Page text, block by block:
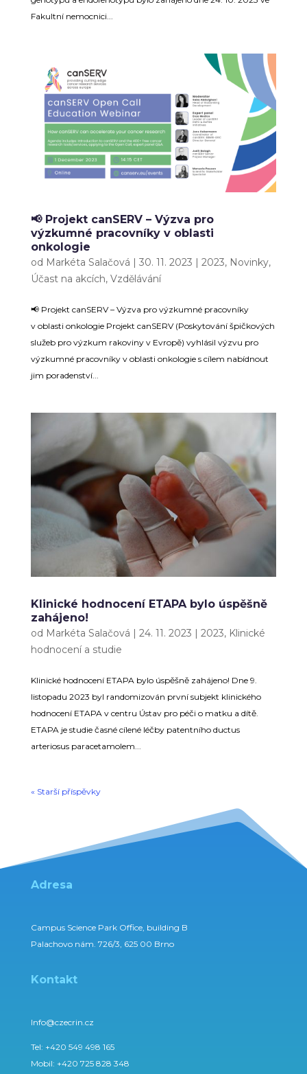
Fakultní nemocnici...
📢 Projekt canSERV – Výzva pro
výzkumné pracovníky v oblasti
onkologie
od Markéta Salačová | 30. 11. 2023 | 2023, Novinky,
Účast na akcích, Vzdělávání
📢 Projekt canSERV – Výzva pro výzkumné pracovníky
v oblasti onkologie Projekt canSERV (Poskytování špičkových
služeb pro výzkum rakoviny v Evropě) vyhlásil výzvu pro
výzkumné pracovníky v oblasti onkologie s cílem nabídnout
jim poradenství...
Klinické hodnocení ETAPA bylo úspěšně
zahájeno!
od Markéta Salačová | 24. 11. 2023 | 2023, Klinické
hodnocení a studie
Klinické hodnocení ETAPA bylo úspěšně zahájeno! Dne 9.
listopadu 2023 byl randomizován první subjekt klinického
hodnocení ETAPA v centru Ústav pro péči o matku a dítě.
ETAPA je studie časné cílené léčby patentního ductus
arteriosus paracetamolem...
« Starší příspěvky
Adresa
Campus Science Park Office, building B
Palachovo nám. 726/3, 625 00 Brno
Kontakt
Info@czecrin.cz
Tel: +420 549 498 165
Mobil: +420 725 828 348